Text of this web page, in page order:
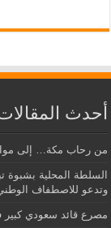
أحدث
من رحاب مكة… إلى
السلطة المحلية بشبوة
وتدعو للاصطفاف
مصرع قائد سعودي